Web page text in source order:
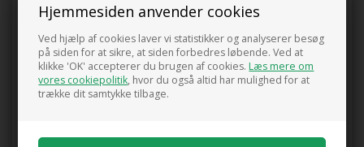
Hjemmesiden anvender cookies
Ved hjælp af cookies laver vi statistikker og analyserer besøg
på siden for at sikre, at siden forbedres løbende. Ved at
klikke 'OK' accepterer du brugen af cookies.Læs mere om
vores cookiepolitik, hvor du også altid har mulighed for at
trække dit samtykke tilbage.
Pris ved køb af min. 1 stk.
95,00DKK
0 anmeldelser